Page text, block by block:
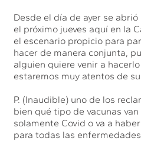
Desde el día de ayer se
el próximo jueves aquí en la
el escenario propicio para
hacer de manera conjunta,
alguien quiere venir a
estaremos muy atentos de
P. (Inaudible) uno de los
bien qué tipo de vacunas
solamente Covid o va a
para todas las